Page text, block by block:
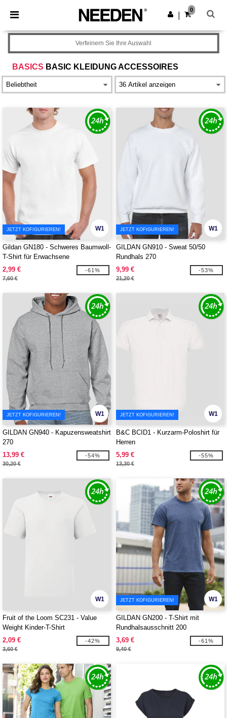
× Needen App
Bessere Preise in der App!
App holen
0
BASICS BASIC KLEIDUNG ACCESSOIRES
Verfeinern Sie Ihre Auswahl
W1
JETZT KOFIGURIEREN!
Gildan GN180 - Schweres Baumwoll-
T-Shirt für Erwachsene
2,99 €
7,60 €
-61%
W1
JETZT KOFIGURIEREN!
GILDAN GN910 - Sweat 50/50
Rundhals 270
9,99 €
21,20 €
-53%
W1
JETZT KOFIGURIEREN!
GILDAN GN940 - Kapuzensweatshirt
270
13,99 €
30,20 €
-54%
W1
JETZT KOFIGURIEREN!
B&C BCID1 - Kurzarm-Poloshirt für
Herren
5,99 €
13,30 €
-55%
W1
Fruit of the Loom SC231 - Value
Weight Kinder-T-Shirt
2,09 €
3,60 €
-42%
W1
JETZT KOFIGURIEREN!
GILDAN GN200 - T-Shirt mit
Rundhalsausschnitt 200
3,69 €
9,40 €
-61%